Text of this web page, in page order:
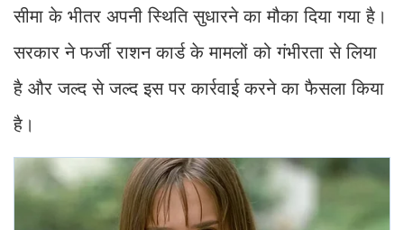
सीमा के भीतर अपनी स्थिति सुधारने का मौका दिया गया है।
सरकार ने फर्जी राशन कार्ड के मामलों को गंभीरता से लिया
है और जल्द से जल्द इस पर कार्रवाई करने का फैसला किया
है।